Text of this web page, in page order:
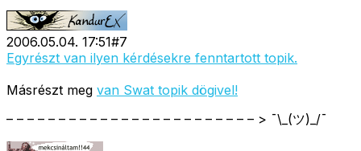
2006.05.04. 17:51#7
Egyrészt van ilyen kérdésekre fenntartott topik.
Másrészt meg van Swat topik dögivel!
– – – – – – – – – – – – – – – – – – – – – – – – > ¯\_(ツ)_/¯